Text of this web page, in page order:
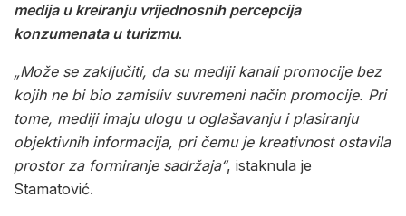
medija u kreiranju vrijednosnih percepcija
konzumenata u turizmu.
„Može se zaključiti, da su mediji kanali promocije bez
kojih ne bi bio zamisliv suvremeni način promocije. Pri
tome, mediji imaju ulogu u oglašavanju i plasiranju
objektivnih informacija, pri čemu je kreativnost ostavila
prostor za formiranje sadržaja“, istaknula je
Stamatović.